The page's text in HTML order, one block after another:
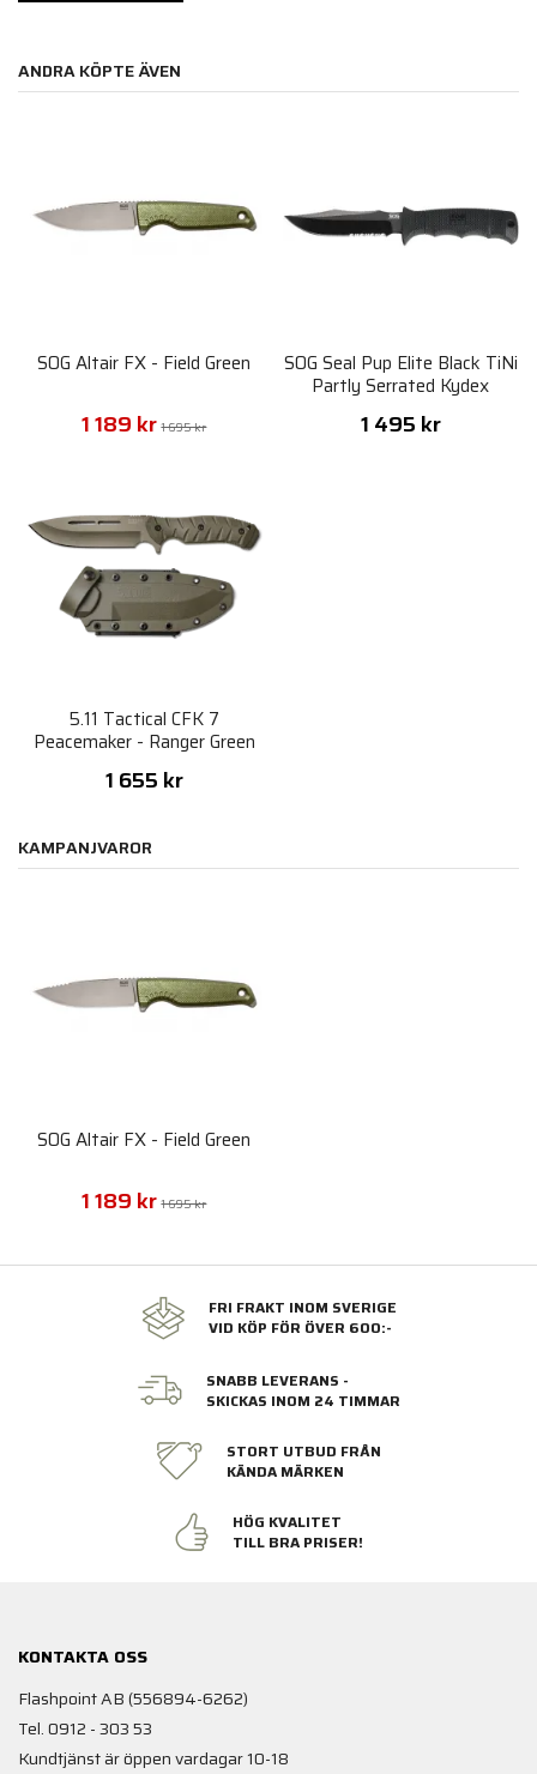
ANDRA KÖPTE ÄVEN
SOG Altair FX - Field Green
1 189 kr 1 695 kr
SOG Seal Pup Elite Black TiNi
Partly Serrated Kydex
Sheath
1 495 kr
5.11 Tactical CFK 7
Peacemaker - Ranger Green
1 655 kr
KAMPANJVAROR
SOG Altair FX - Field Green
1 189 kr 1 695 kr
FRI FRAKT INOM SVERIGE
VID KÖP FÖR ÖVER 600:-
SNABB LEVERANS -
SKICKAS INOM 24 TIMMAR
STORT UTBUD FRÅN
KÄNDA MÄRKEN
HÖG KVALITET
TILL BRA PRISER!
KONTAKTA OSS
Flashpoint AB (556894-6262)
Tel. 0912 - 303 53
Kundtjänst är öppen vardagar 10-18